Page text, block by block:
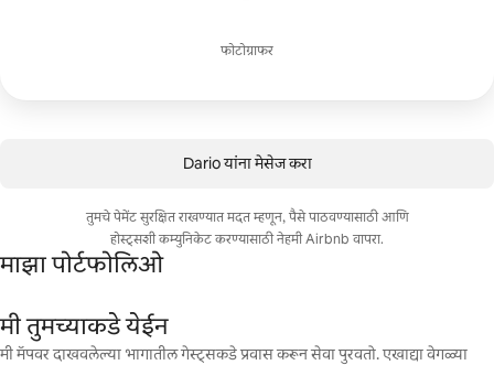
फोटोग्राफर
Dario यांना मेसेज करा
तुमचे पेमेंट सुरक्षित राखण्यात मदत म्हणून, पैसे पाठवण्यासाठी आणि
होस्ट्सशी कम्युनिकेट करण्यासाठी नेहमी Airbnb वापरा.
माझा पोर्टफोलिओ
मी तुमच्याकडे येईन
मी मॅपवर दाखवलेल्या भागातील गेस्ट्सकडे प्रवास करून सेवा पुरवतो. एखाद्या वेगळ्या